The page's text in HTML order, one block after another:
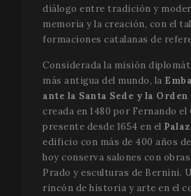
diálogo entre tradición y
memoria y la creación, con el
formaciones catalanas de
Considerada la misión
más antigua del mundo, la
ante la Santa Sede y la
creada en 1480 por Fernando
presente desde 1654 en el
edificio con más de 400 años
hoy conserva salones con
Prado y esculturas de Bernini.
rincón de historia y arte en el